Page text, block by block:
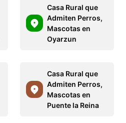
Casa Rural que
Admiten Perros,
Mascotas en
Oyarzun
Casa Rural que
Admiten Perros,
Mascotas en
Puente la Reina